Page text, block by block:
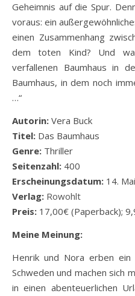
Geheimnis auf die Spur.
voraus: ein
einen Zusammenhang
dem toten Kind? Und
verfallenen Baumhaus in
Baumhaus, in dem noch
…“
Autorin: Vera Buck
Titel: Das Baumhaus
Genre: Thriller
Seitenzahl: 400
Erscheinungsdatum: 14.
Verlag: Rowohlt
Preis: 17,00€ (Paperback);
Meine Meinung:
Henrik und Nora erben
Schweden und machen sich
in einen abenteuerlichen